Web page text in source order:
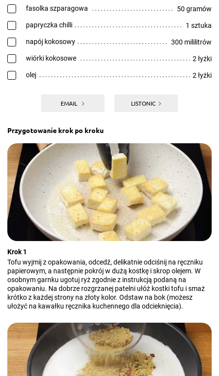
fasolka szparagowa 50 gramów
papryczka chilli 1 sztuka
napój kokosowy 300 mililitrów
wiórki kokosowe 2 łyżki
olej 2 łyżki
EMAIL LISTONIC
Przygotowanie krok po kroku
Krok 1
Tofu wyjmij z opakowania, odcedź, delikatnie odciśnij na ręczniku
papierowym, a następnie pokrój w dużą kostkę i skrop olejem. W
osobnym garnku ugotuj ryż zgodnie z instrukcją podaną na
opakowaniu. Na dobrze rozgrzanej patelni ułóż kostki tofu i smaż
krótko z każdej strony na złoty kolor. Odstaw na bok (możesz
ułożyć na kawałku ręcznika kuchennego dla odcieknięcia).